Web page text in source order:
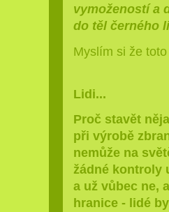
vymožeností a
do těl černého
Myslím si že
Lidi...
Proč stavět
při výrobě
nemůže na
žádné kontroly
a už vůbec ne,
hranice - lidé